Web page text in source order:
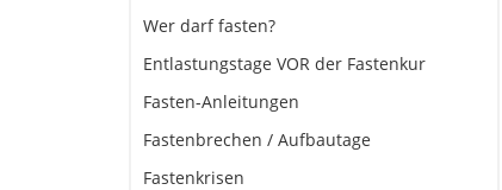
Wer darf fasten?
Entlastungstage VOR der Fastenkur
Fasten-Anleitungen
Fastenbrechen / Aufbautage
Fastenkrisen